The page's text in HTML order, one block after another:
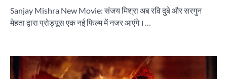
Sanjay Mishra New Movie: संजय मिश्रा अब रवि दुबे और सरगुन
मेहता द्वारा प्रोड्यूस एक नई फिल्म में नजर आएंगे।…